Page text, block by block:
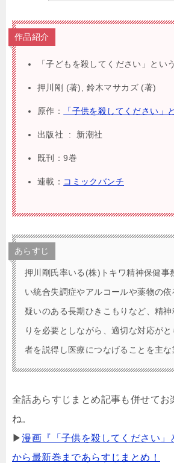
作品紹介
「子どもを殺してください」とい
押川剛 (著), 鈴木マサカズ (著)
原作： 「子供を殺してください」
出版社 ‏ : ‎ 新潮社
既刊：9巻
連載： コミックバンチ
あらすじ
押川剛氏率いる(株)トキワ精神保健事
い統合失調症やアルコールや薬物の
疑いのある長期ひきこもりなど、精
りを必要としながら、適切な対応が
者を説得し医療につなげることを主な
全話あらすじまとめ記事も併せてお
ね。
▶漫画『「子供を殺してください」
から最新巻まであらすじまとめ！